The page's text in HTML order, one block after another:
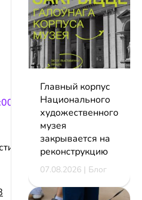
22,
Главный корпус
Национального
художественного
музея
закрывается на
реконструкцию
07.08.2026 | Блог